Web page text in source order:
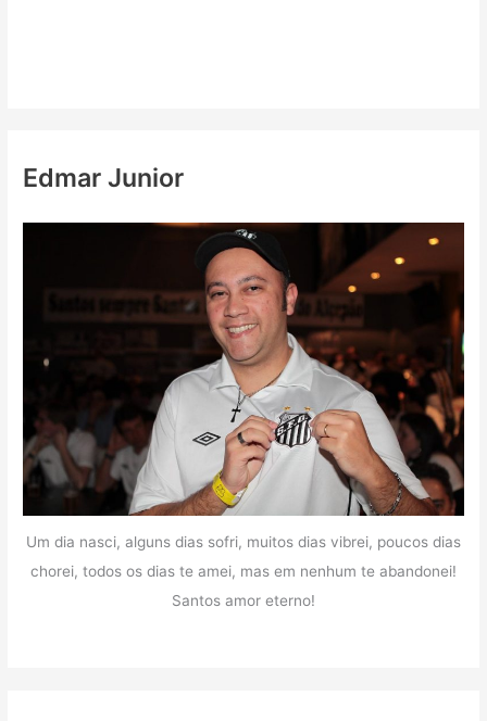
Edmar Junior
Um dia nasci, alguns dias sofri, muitos dias vibrei, poucos dias
chorei, todos os dias te amei, mas em nenhum te abandonei!
Santos amor eterno!